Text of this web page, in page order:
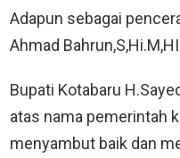
Adapun sebagai
Ahmad
Bupati Kotabaru
atas nama pemerintah
menyambut baik dan